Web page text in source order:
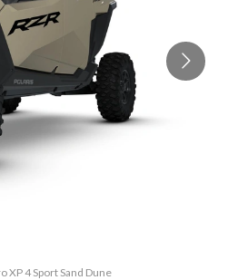
XP 4 Sport Sand Dune